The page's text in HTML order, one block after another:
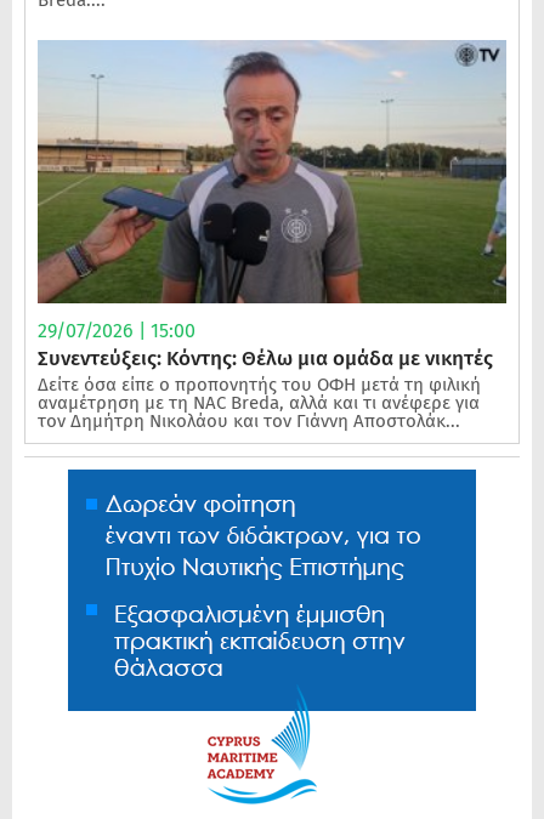
29/07/2026 | 15:00
Συνεντεύξεις: Κόντης: Θέλω μια ομάδα με νικητές
Δείτε όσα είπε ο προπονητής του ΟΦΗ μετά τη φιλική
αναμέτρηση με τη NAC Breda, αλλά και τι ανέφερε για
τον Δημήτρη Νικολάου και τον Γιάννη Αποστολάκ...